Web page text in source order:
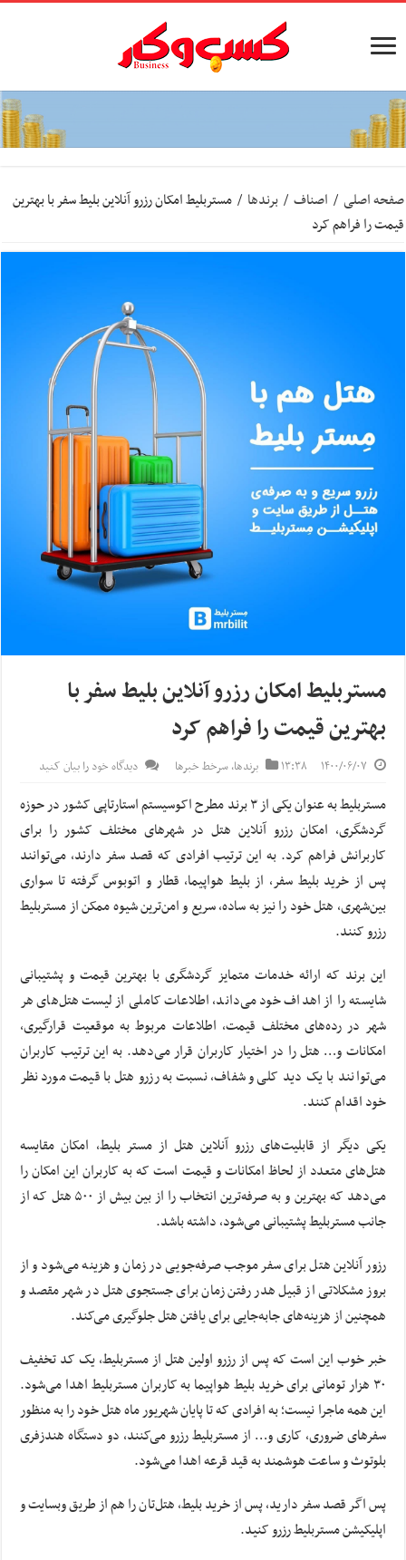
صفحه اصلی / اصناف / برندها / مستربلیط امکان رزرو آنلاین بلیط سفر با بهترین
قیمت را فراهم کرد
مستربلیط امکان رزرو آنلاین بلیط سفر با
بهترین قیمت را فراهم کرد
۱۴۰۰/۰۶/۰۷ ۱۳:۳۸ برندها,سرخط خبرها دیدگاه خود را بیان کنید
مستربلیط به عنوان یکی از ۳ برند مطرح اکوسیستم استارتاپی کشور در حوزه
گردشگری، امکان رزرو آنلاین هتل در شهرهای مختلف کشور را برای
کاربرانش فراهم کرد. به این ترتیب افرادی که قصد سفر دارند، می‌توانند
پس از خرید بلیط سفر، از بلیط هواپیما، قطار و اتوبوس گرفته تا سواری
بین‌شهری، هتل خود را نیز به ساده، سریع و امن‌ترین شیوه ممکن از مستربلیط
رزرو کنند.
این برند که ارائه خدمات متمایز گردشگری با بهترین قیمت و پشتیبانی
شایسته را از اهداف خود می‌داند، اطلاعات کاملی از لیست هتل‌های هر
شهر در رده‌های مختلف قیمت، اطلاعات مربوط به موقعیت قرارگیری،
امکانات و… هتل را در اختیار کاربران قرار می‌دهد. به این ترتیب کاربران
می‌توانند با یک دید کلی و شفاف، نسبت به رزرو هتل با قیمت مورد نظر
خود اقدام کنند.
یکی دیگر از قابلیت‌های رزرو آنلاین هتل از مستر بلیط، امکان مقایسه
هتل‌های متعدد از لحاظ امکانات و قیمت است که به کاربران این امکان را
می‌دهد که بهترین و به صرفه‌ترین انتخاب را از بین بیش از ۵۰۰ هتل‌ که از
جانب مستربلیط پشتیبانی می‌شود، داشته باشد.
رزور آنلاین هتل برای سفر موجب صرفه‌جویی در زمان و هزینه می‌شود و از
بروز مشکلاتی از قبیل هدر رفتن زمان برای جستجوی هتل در شهر مقصد و
همچنین از هزینه‌های جابه‌جایی برای یافتن هتل جلوگیری می‌کند.
خبر خوب این است که پس از رزرو اولین هتل از مستربلیط، یک کد تخفیف
۳۰ هزار تومانی برای خرید بلیط هواپیما به کاربران مستربلیط اهدا می‌شود.
این همه ماجرا نیست؛ به افرادی که تا پایان شهریور ماه هتل خود را به منظور
سفرهای ضروری، کاری و… از مستربلیط رزرو می‌کنند، دو دستگاه هندزفری
بلوتوث و ساعت هوشمند به قید قرعه اهدا می‌شود.
پس اگر قصد سفر دارید، پس از خرید بلیط، هتل‌تان را هم از طریق وبسایت و
اپلیکیشن مستربلیط رزرو کنید.